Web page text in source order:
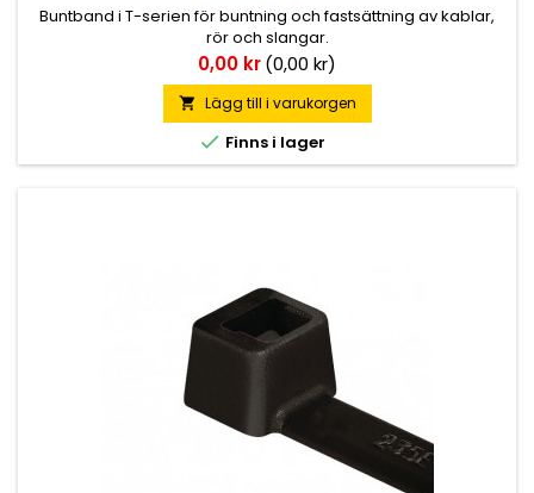
Buntband i T-serien för buntning och fastsättning av kablar,
rör och slangar.
Pris
0,00 kr(0,00 kr)
 Lägg till i varukorgen
 Finns i lager